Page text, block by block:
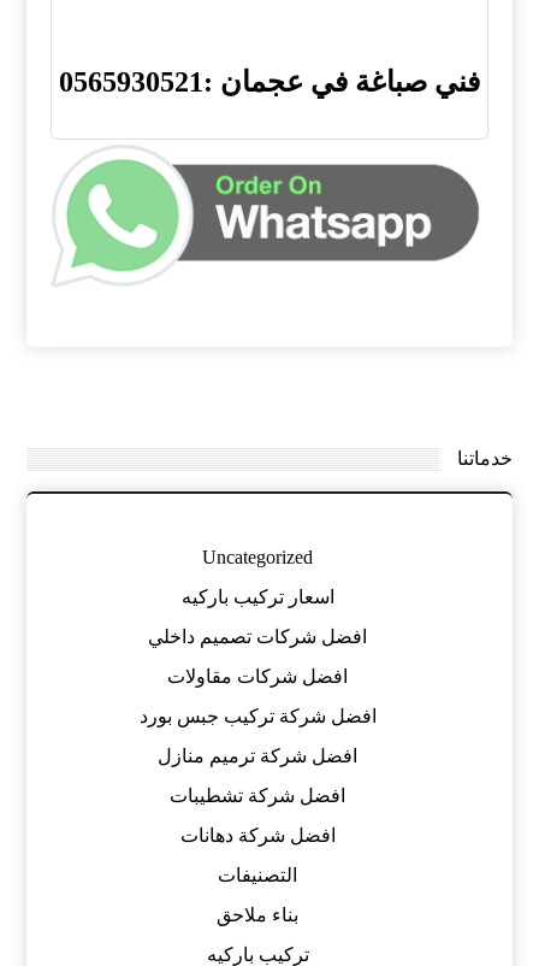
فني صباغة في عجمان :0565930521
خدماتنا
Uncategorized
اسعار تركيب باركيه
افضل شركات تصميم داخلي
افضل شركات مقاولات
افضل شركة تركيب جبس بورد
افضل شركة ترميم منازل
افضل شركة تشطيبات
افضل شركة دهانات
التصنيفات
بناء ملاحق
تركيب باركيه